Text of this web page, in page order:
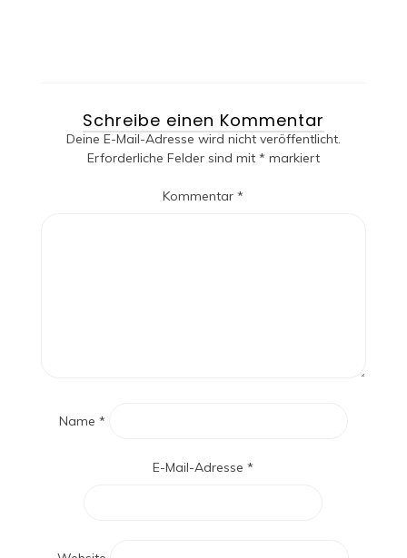
Schreibe einen Kommentar
Deine E-Mail-Adresse wird nicht veröffentlicht.
Erforderliche Felder sind mit * markiert
Kommentar*
Name *
E-Mail-Adresse*